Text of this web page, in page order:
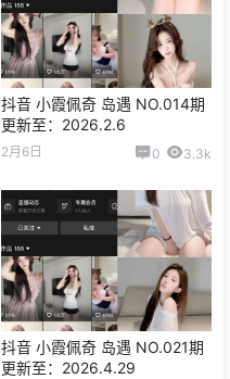
抖音 小霞佩奇 岛遇 NO.014期
更新至：2026.2.6
2月6日 0 3.3k
抖音 小霞佩奇 岛遇 NO.021期
更新至：2026.4.29